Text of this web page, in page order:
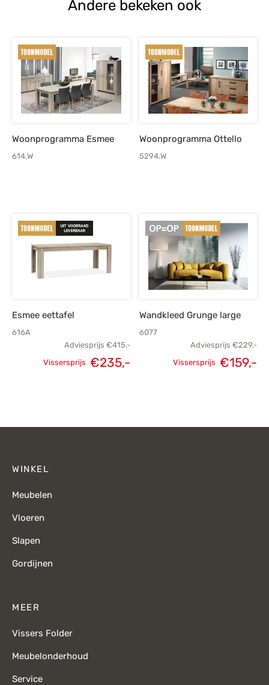
Andere bekeken ook
Woonprogramma Esmee
614.W
Woonprogramma Ottello
5294.W
Esmee eettafel
616A
Adviesprijs €415,-
Vissersprijs €235,-
Wandkleed Grunge large
6077
Adviesprijs €229,-
Vissersprijs €159,-
WINKEL
Meubelen
Vloeren
Slapen
Gordijnen
MEER
Vissers Folder
Meubelonderhoud
Service